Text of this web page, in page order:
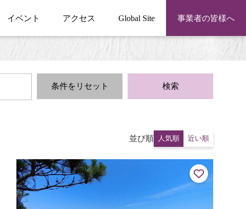
イベント アクセス Global Site 事業者の皆様へ
条件をリセット 検索
並び順 人気順 近い順